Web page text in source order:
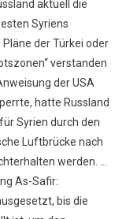
aktuell die
Syriens
der Türkei oder
verstanden
der USA
hatte Russland
Syrien durch den
Luftbrücke nach
werden. …
As-Safir:
bis die